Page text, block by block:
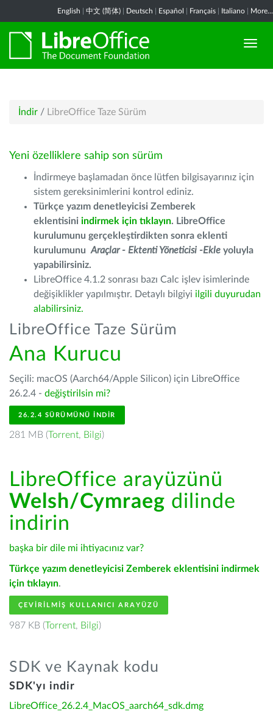
English 中文 (简体) Deutsch Español Français Italiano More...
İndir / LibreOffice Taze Sürüm
Yeni özelliklere sahip son sürüm
İndirmeye başlamadan önce lütfen bilgisayarınız için
sistem gereksinimlerini kontrol ediniz.
Türkçe yazım denetleyicisi Zemberek
eklentisini indirmek için tıklayın. LibreOffice
kurulumunu gerçekleştirdikten sonra eklenti
kurulumunu Araçlar - Ektenti Yöneticisi -Ekle yoluyla
yapabilirsiniz.
LibreOffice 4.1.2 sonrası bazı Calc işlev isimlerinde
değişiklikler yapılmıştır. Detaylı bilgiyi ilgili duyurudan
alabilirsiniz.
LibreOffice Taze Sürüm
Ana Kurucu
Seçili: macOS (Aarch64/Apple Silicon) için LibreOffice
26.2.4 - değiştirilsin mi?
26.2.4 SÜRÜMÜNÜ İNDIR
281 MB (Torrent, Bilgi)
LibreOffice arayüzünü
Welsh/Cymraeg dilinde
indirin
başka bir dile mi ihtiyacınız var?
Türkçe yazım denetleyicisi Zemberek eklentisini indirmek
için tıklayın.
ÇEVIRILMIŞ KULLANICI ARAYÜZÜ
987 KB (Torrent, Bilgi)
SDK ve Kaynak kodu
SDK'yı indir
LibreOffice_26.2.4_MacOS_aarch64_sdk.dmg